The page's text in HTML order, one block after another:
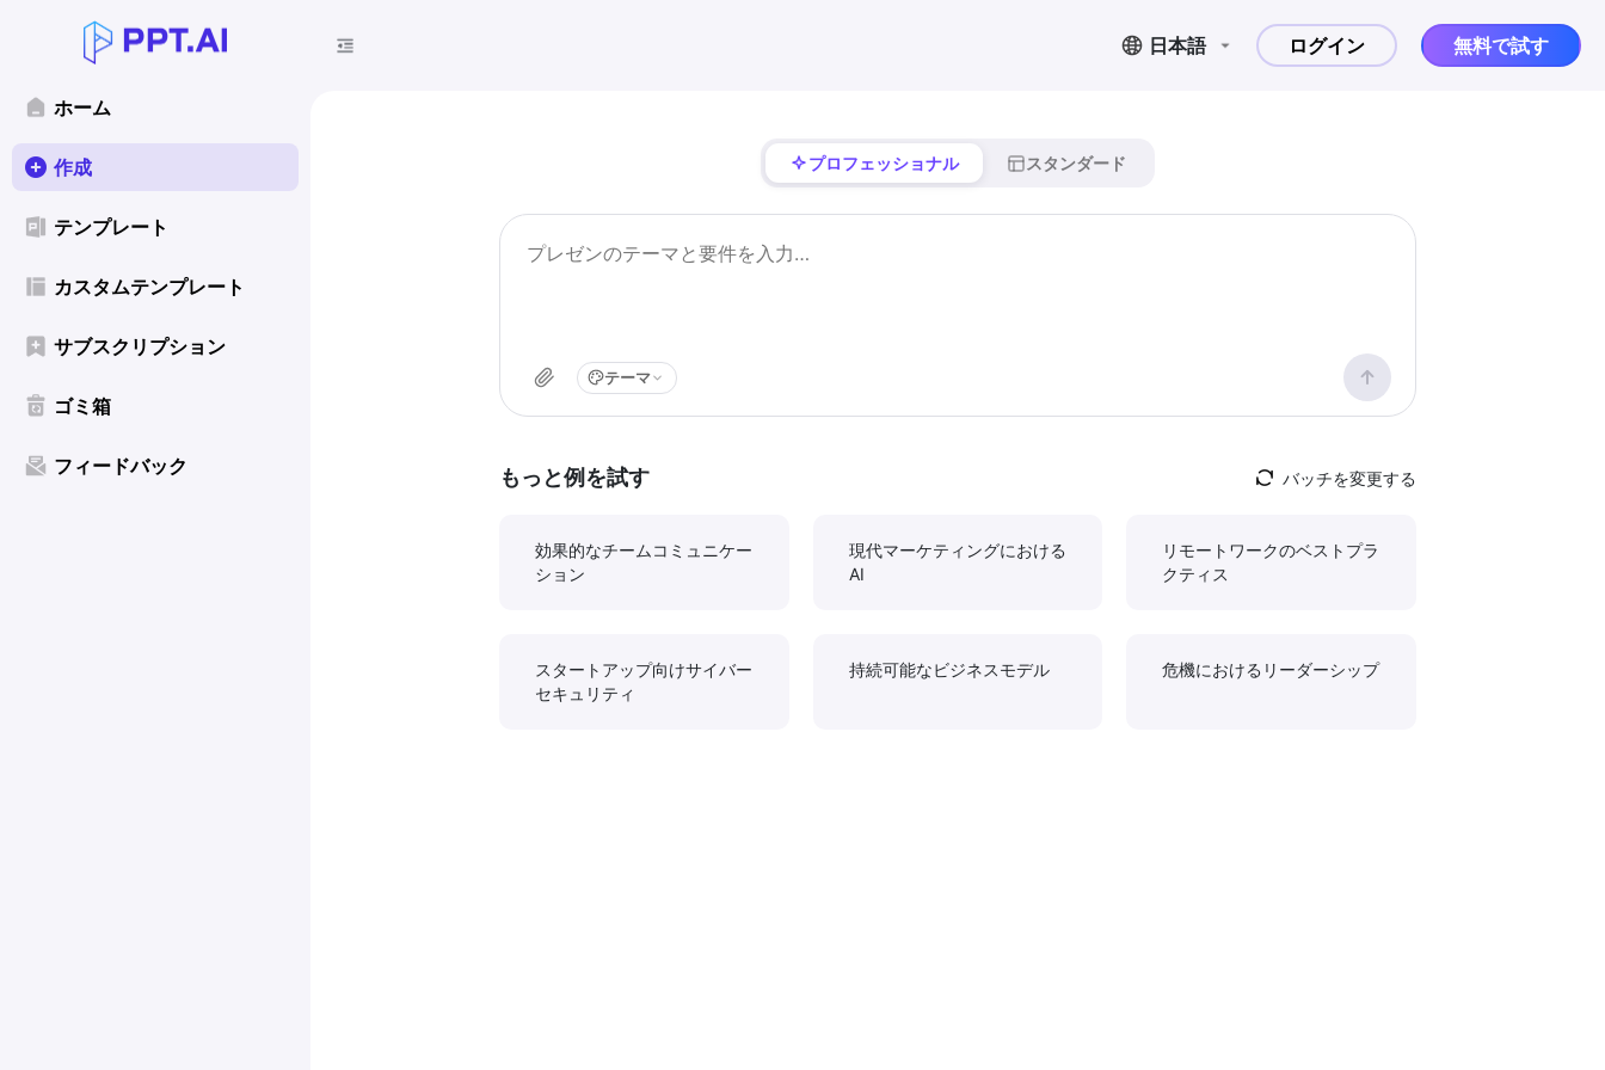
ホーム
作成
テンプレート
カスタムテンプレート
サブスクリプション
ゴミ箱
フィードバック
日本語 ログイン 無料で試す
プロフェッショナル スタンダード
テーマ
もっと例を試す バッチを変更する
効果的なチームコミュニケー
ション
現代マーケティングにおける
AI
リモートワークのベストプラ
クティス
スタートアップ向けサイバー
セキュリティ
持続可能なビジネスモデル 危機におけるリーダーシップ